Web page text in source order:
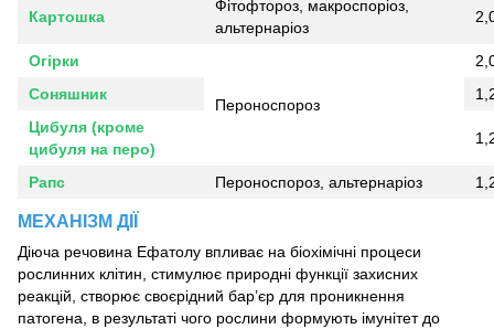
Картошка
Фітофтороз, макроспоріоз,
альтернаріоз
Огірки
Пероноспороз
Соняшник
Цибуля (кроме
цибуля на перо)
Рапс Пероноспороз, альтернаріоз
МЕХАНІЗМ ДІЇ
Діюча речовина Ефатолу впливає на біохімічні процеси
рослинних клітин, стимулює природні функції захисних
реакцій, створює своєрідний бар’єр для проникнення
патогена, в результаті чого рослини формують імунітет до